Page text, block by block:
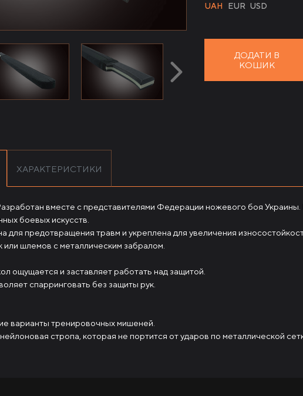
UAH EUR USD
ДОДАТИ В
КОШИК
ХАРАКТЕРИСТИКИ
вместе с представителями Федерации ножевого боя
боевых искусств.
для предотвращения травм и укреплена для увеличения
шлемов с металлическим забралом.
ощущается и заставляет работать над защитой.
спарринговать без защиты рук.
варианты тренировочных мишеней.
стропа, которая не портится от ударов по металлической